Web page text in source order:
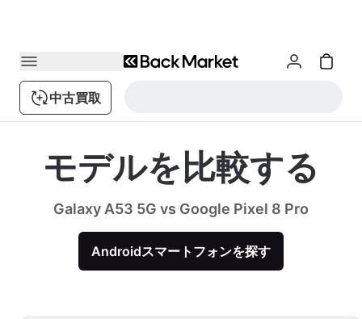
中古買取
モデルを比較する
Galaxy A53 5G vs Google Pixel 8 Pro
Androidスマートフォンを探す